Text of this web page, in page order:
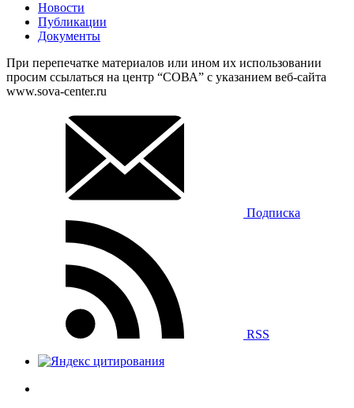
Новости
Публикации
Документы
При перепечатке материалов или ином их использовании
просим ссылаться на центр “СОВА” с указанием веб-сайта
www.sova-center.ru
Подписка
RSS